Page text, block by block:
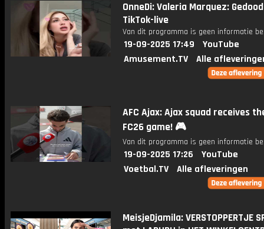
OnneDi: Valeria Marquez:
TikTok-live
Van dit programma is geen informatie
19-09-2025 17:49
YouTube
Amusement.TV
Alle
AFC Ajax: Ajax squad receives
FC26 game! 🎮
Van dit programma is geen informatie
19-09-2025 17:26
YouTube
Voetbal.TV
Alle afleveringen
MeisjeDjamila: VERSTOPPERTJE